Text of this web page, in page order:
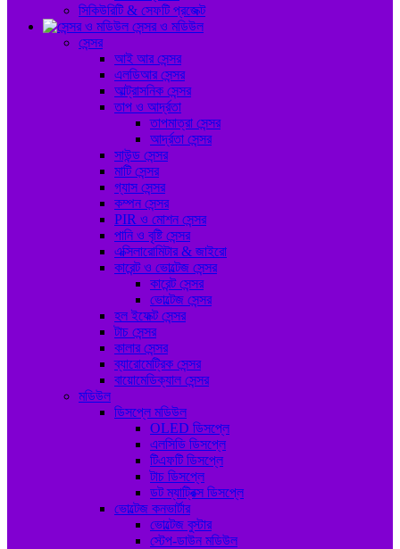
সিকিউরিটি & সেফটি প্রজেক্ট
সেন্সর ও মডিউল
সেন্সর
আই আর সেন্সর
এলডিআর সেন্সর
আল্ট্রাসনিক সেন্সর
তাপ ও আর্দ্রতা
তাপমাত্রা সেন্সর
আর্দ্রতা সেন্সর
সাউন্ড সেন্সর
মাটি সেন্সর
গ্যাস সেন্সর
কম্পন সেন্সর
PIR ও মোশন সেন্সর
পানি ও বৃষ্টি সেন্সর
এক্সিলারোমিটার & জাইরো
কারেন্ট ও ভোল্টেজ সেন্সর
কারেন্ট সেন্সর
ভোল্টেজ সেন্সর
হল ইফেক্ট সেন্সর
টাচ সেন্সর
কালার সেন্সর
ব্যারোমেট্রিক সেন্সর
বায়োমেডিক্যাল সেন্সর
মডিউল
ডিসপ্লে মডিউল
OLED ডিসপ্লে
এলসিডি ডিসপ্লে
টিএফটি ডিসপ্লে
টাচ ডিসপ্লে
ডট ম্যাট্রিক্স ডিসপ্লে
ভোল্টেজ কনভার্টার
ভোল্টেজ বুস্টার
স্টেপ-ডাউন মডিউল